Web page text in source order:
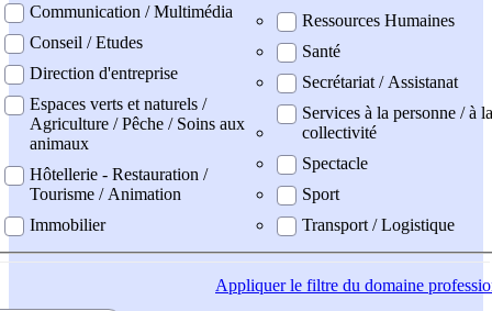
Communication / Multimédia
Conseil / Etudes
Direction d'entreprise
Espaces verts et naturels /
Agriculture / Pêche / Soins aux
animaux
Hôtellerie - Restauration /
Tourisme / Animation
Immobilier
Ressources Humaines
Santé
Secrétariat / Assistanat
Services à la personne / à la
collectivité
Spectacle
Sport
Transport / Logistique
Appliquerle filtre du domaine